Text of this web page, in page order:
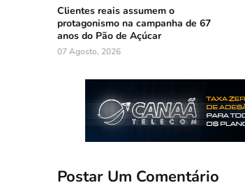
Clientes reais assumem o
protagonismo na campanha de 67
anos do Pão de Açúcar
07 Agosto, 2026
Postar Um Comentário